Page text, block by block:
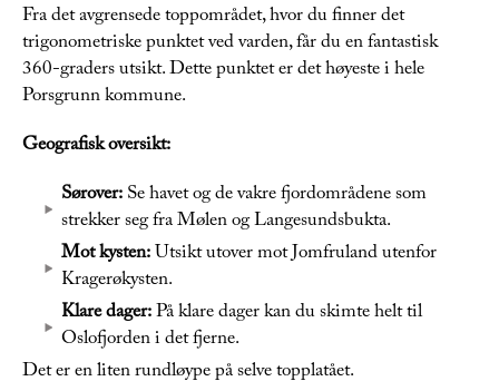
Fra det avgrensede toppområdet, hvor du finner det
trigonometriske punktet ved varden, får du en fantastisk
360-graders utsikt. Dette punktet er det høyeste i hele
Porsgrunn kommune.
Geografisk oversikt:
Sørover:Se havet og de vakre fjordområdene som
strekker seg fra Mølen og Langesundsbukta.
Mot kysten:Utsikt utover mot Jomfruland utenfor
Kragerøkysten.
Klare dager:På klare dager kan du skimte helt til
Oslofjorden i det fjerne.
Det er en liten rundløype på selve topplatået.